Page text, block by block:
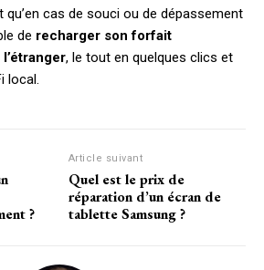
qu’en cas de souci ou de dépassement
de recharger son forfait
, le tout en quelques clics et
local.
?
Article suivant
Quel est le prix de
réparation d’un écran de
tablette Samsung ?